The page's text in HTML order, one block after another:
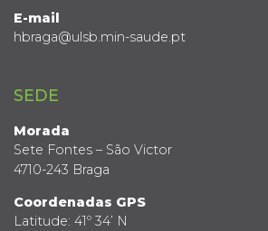
E-mail
hbraga@ulsb.min-saude.pt
SEDE
Morada
Sete Fontes – São Victor
4710-243 Braga
Coordenadas GPS
Latitude: 41º 34’ N